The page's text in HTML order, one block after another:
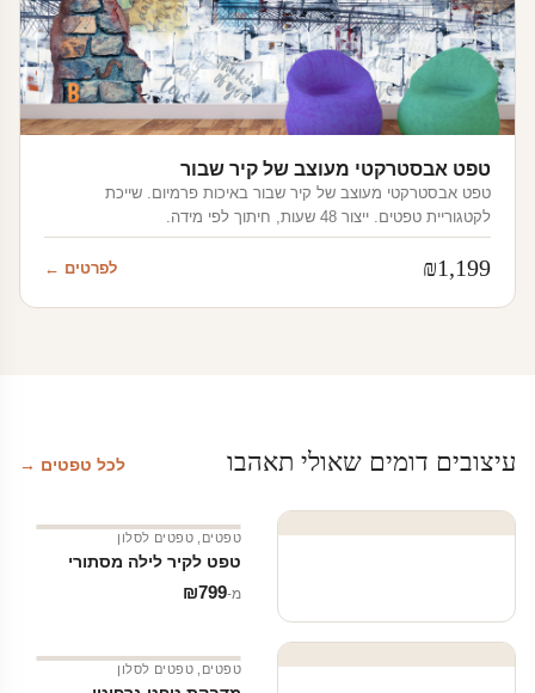
טפט אבסטרקטי מעוצב של קיר שבור
טפט אבסטרקטי מעוצב של קיר שבור באיכות פרמיום. שייכת
לקטגוריית טפטים. ייצור 48 שעות, חיתוך לפי מידה.
₪1,199 לפרטים ←
עיצובים דומים שאולי תאהבו לכל טפטים →
טפטים טפטים לסלון
טפט לקיר לילה מסתורי
מ‑ ₪799
טפטים טפטים לסלון